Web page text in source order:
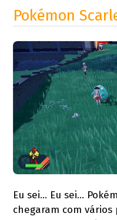
Pokémon
Eu sei… Eu sei…
chegaram com